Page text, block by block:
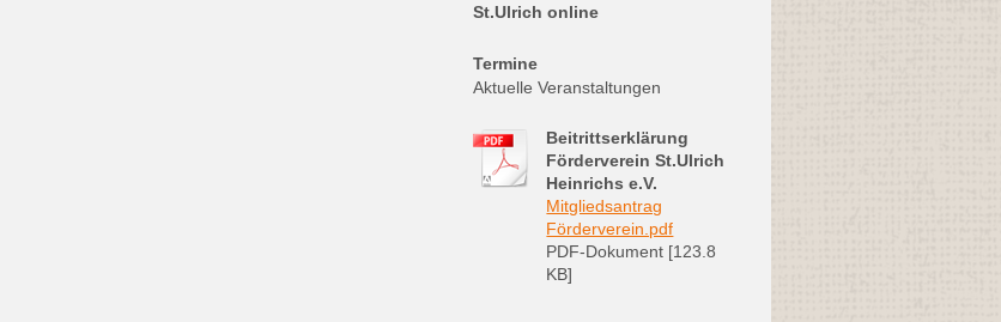
St.Ulrich online
Termine
Aktuelle Veranstaltungen
Beitrittserklärung
Förderverein St.Ulrich
Heinrichs e.V.
Mitgliedsantrag
Förderverein.pdf
PDF-Dokument [123.8
KB]